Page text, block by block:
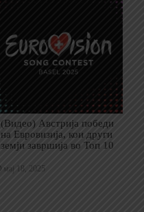
(Видео) Австрија победи
на Евровизија, кои други
земји завршија во Топ 10
мај 18, 2025